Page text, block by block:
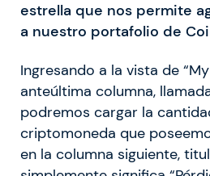
estrella que nos permite
a nuestro portafolio de
Ingresando a la vista de
anteúltima columna,
podremos cargar la
criptomoneda que
en la columna siguiente,